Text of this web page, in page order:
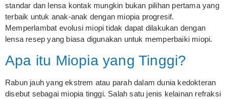
standar dan lensa kontak mungkin bukan pilihan pertama yang
terbaik untuk anak-anak dengan miopia progresif.
Memperlambat evolusi miopi tidak dapat dilakukan dengan
lensa resep yang biasa digunakan untuk memperbaiki miopi.
Apa itu Miopia yang Tinggi?
Rabun jauh yang ekstrem atau parah dalam dunia kedokteran
disebut sebagai miopia tinggi. Salah satu jenis kelainan refraksi